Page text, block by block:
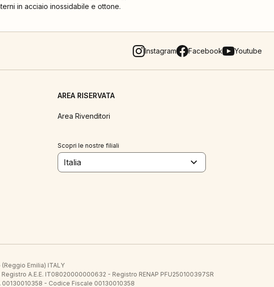
in acciaio inossidabile e ottone.
Instagram Facebook Youtube
AREA RISERVATA
Area Rivenditori
Scopri le nostre filiali
Italia
Emilia) ITALY
A.E.E. IT08020000000632 - Registro RENAP PFU250100397SR
- Codice Fiscale 00130010358